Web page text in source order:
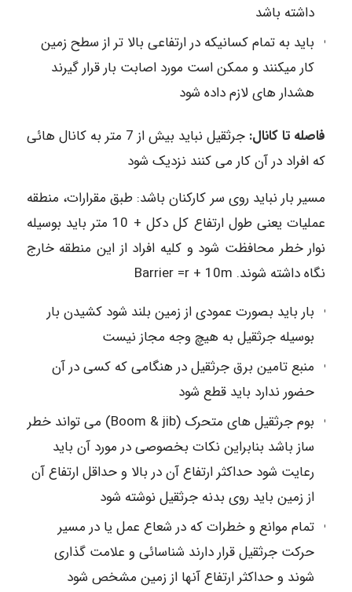
داشته باشد
باید به تمام کسانیکه در ارتفاعی بالا تر از سطح زمین
کار میکنند و ممکن است مورد اصابت بار قرار گیرند
هشدار های لازم داده شود
فاصله تا کانال:
جرثقیل نباید بیش از 7 متر به کانال هائی
که افراد در آن کار می کنند نزدیک شود
مسیر بار نباید روی سر کارکنان باشد: طبق مقرارات، منطقه
عملیات یعنی طول ارتفاع کل دکل + 10 متر باید بوسیله
نوار خطر محافظت شود و کلیه افراد از این منطقه خارج
نگاه داشته شوند. Barrier =r + 10m
بار باید بصورت عمودی از زمین بلند شود کشیدن بار
بوسیله جرثقیل به هیچ وجه مجاز نیست
منبع تامین برق جرثقیل در هنگامی که کسی در آن
حضور ندارد باید قطع شود
بوم جرثقیل های متحرک (Boom & jib) می تواند خطر
ساز باشد بنابراین نکات بخصوصی در مورد آن باید
رعایت شود حداکثر ارتفاع آن در بالا و حداقل ارتفاع آن
از زمین باید روی بدنه جرثقیل نوشته شود
تمام موانع و خطرات که در شعاع عمل یا در مسیر
حرکت جرثقیل قرار دارند شناسائی و علامت گذاری
شوند و حداکثر ارتفاع آنها از زمین مشخص شود